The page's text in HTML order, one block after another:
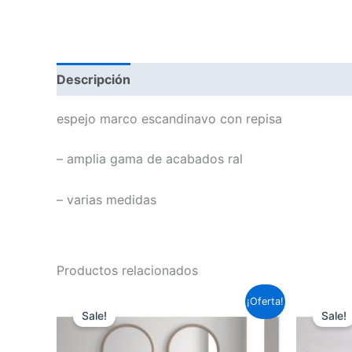
Descripción
espejo marco escandinavo con repisa
– amplia gama de acabados ral
– varias medidas
Productos relacionados
¡Oferta!
Sale!
Este
producto
Sale!